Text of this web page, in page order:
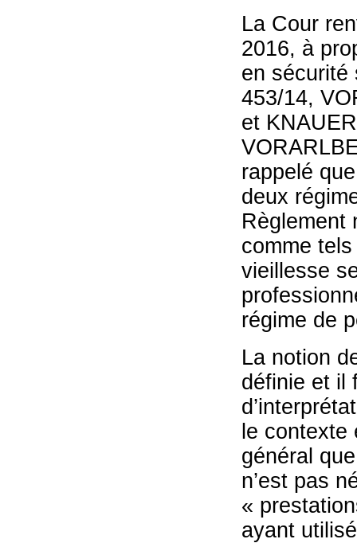
La Cour
2016, à
en sécurité
453/14,
et
rappelé
deux
Règlement
comme tels
vieillesse
régime de
La notion
définie et il
le
général
n’est pas
«
ayant